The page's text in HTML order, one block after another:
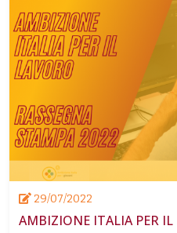
29/07/2022
AMBIZIONE ITALIA PER IL